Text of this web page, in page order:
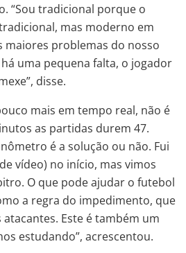
“Sou tradicional porque o
mas moderno em
maiores problemas do nosso
uma pequena falta, o jogador
disse.
mais em tempo real, não é
as partidas durem 47.
é a solução ou não. Fui
vídeo) no início, mas vimos
O que pode ajudar o futebol
a regra do impedimento, que
Este é também um
estudando”, acrescentou.